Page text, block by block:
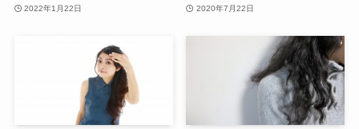
2022年1月22日 2020年7月22日